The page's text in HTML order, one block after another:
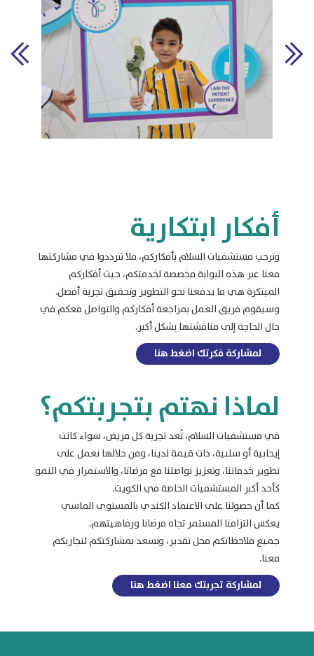
أفكار ابتكارية
وترحب مستشفيات السلام بأفكاركم، فلا تترددوا في مشاركتها
معنا عبر هذه البوابة مخصصة لخدمتكم، حيث أفكاركم
المبتكرة هي ما يدفعنا نحو التطوير وتحقيق تجربة أفضل.
وسيقوم فريق العمل بمراجعة أفكاركم والتواصل معكم في
حال الحاجة إلى مناقشتها بشكل أكبر.
لمشاركة فكرتك اضغط هنا
لماذا نهتم بتجربتكم؟
في مستشفيات السلام، تُعد تجربة كل مريض، سواء كانت
إيجابية أو سلبية، ذات قيمة لدينا، ومن خلالها نعمل على
تطوير خدماتنا، وتعزيز تواصلنا مع مرضانا، والاستمرار في النمو
كأحد أكبر المستشفيات الخاصة في الكويت.
كما أن حصولنا على الاعتماد الكندي بالمستوى الماسي
يعكس التزامنا المستمر تجاه مرضانا ورفاهيتهم.
جميع ملاحظاتكم محل تقدير، ونسعد بمشاركتكم لتجاربكم
معنا.
لمشاركة تجربتك معنا اضغط هنا